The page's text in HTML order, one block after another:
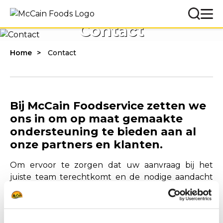
Contact
Home Contact
Bij McCain Foodservice zetten we
ons in om op maat gemaakte
ondersteuning te bieden aan al
onze partners en klanten.
Om ervoor te zorgen dat uw aanvraag bij het
juiste team terechtkomt en de nodige aandacht
krijgt, selecteert u hieronder de optie die het best
bij u past.